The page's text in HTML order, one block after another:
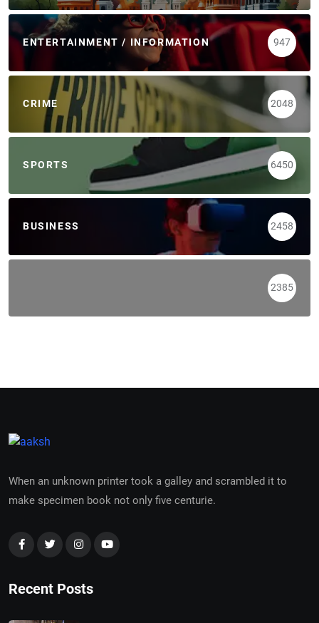
ENTERTAINMENT / INFORMATION 947
CRIME 2048
SPORTS 6450
BUSINESS 2458
2385
When an unknown printer took a galley and scrambled it to
make specimen book not only five centurie.
Recent Posts